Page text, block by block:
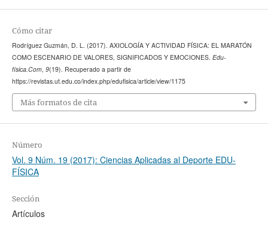
Cómo citar
Rodríguez Guzmán, D. L. (2017). AXIOLOGÍA Y ACTIVIDAD FÍSICA: EL MARATÓN
COMO ESCENARIO DE VALORES, SIGNIFICADOS Y EMOCIONES. Edu-
física.Com, 9(19). Recuperado a partir de
https://revistas.ut.edu.co/index.php/edufisica/article/view/1175
Más formatos de cita
Número
Vol. 9 Núm. 19 (2017): Ciencias Aplicadas al Deporte EDU-
FÍSICA
Sección
Artículos